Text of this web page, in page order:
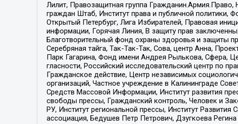
Лилит, Правозащитная группа
граждан Штаб, Институт права и публичной
Открытый Петербург, Лига Избирателей, Правовая
информации, Горячая Линия, В защиту прав
Благотворительный фонд охраны здоровья и защиты
Серебряная тайга, Так-Так-Так, Сова, центр Анна,
Парк Гагарина, Фонд имени Андрея Рылькова, Сфера,
гласности, Российский исследовательский центр по
Гражданское действие, Центр независимых
организаций, Частное учреждение в Калининграде
Средств Массовой Информации, Институт развития
свободы прессы, Гражданский контроль, Человек и
РУ, Институт региональной прессы, Институт
ассоциация, Бедушев Петр Петрович, Дзугкоева